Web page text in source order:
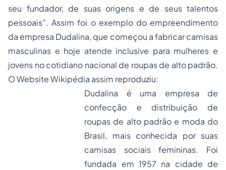
seu fundador, de suas origens e de seus talentos
pessoais”. Assim foi o exemplo do empreendimento
da empresa Dudalina, que começou a fabricar camisas
masculinas e hoje atende inclusive para mulheres e
jovens no cotidiano nacional de roupas de alto padrão.
O Website Wikipédia assim reproduziu:
Dudalina é uma empresa de
confecção e distribuição de
roupas de alto padrão e moda do
Brasil, mais conhecida por suas
camisas sociaisfemininas. Foi
fundada em 1957 na cidade de